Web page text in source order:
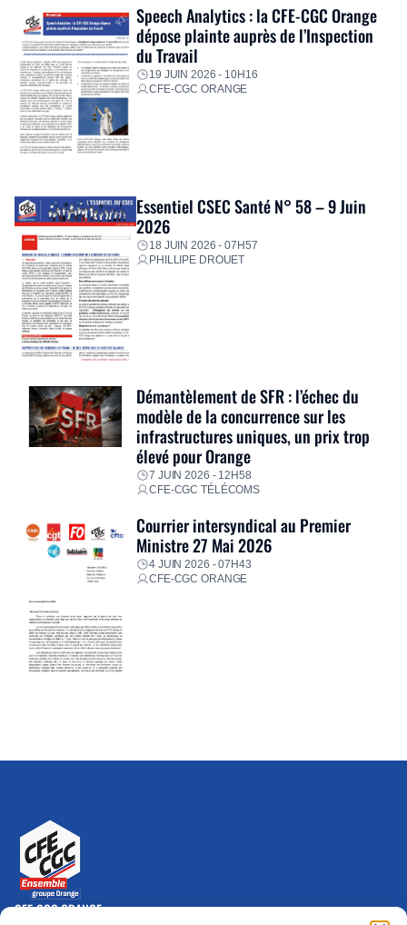
Speech Analytics : la CFE-CGC Orange
dépose plainte auprès de l’Inspection
du Travail
19 JUIN 2026 - 10H16
CFE-CGC ORANGE
Essentiel CSEC Santé N° 58 – 9 Juin
2026
18 JUIN 2026 - 07H57
PHILLIPE DROUET
Démantèlement de SFR : l’échec du
modèle de la concurrence sur les
infrastructures uniques, un prix trop
élevé pour Orange
7 JUIN 2026 - 12H58
CFE-CGC TÉLÉCOMS
Courrier intersyndical au Premier
Ministre 27 Mai 2026
4 JUIN 2026 - 07H43
CFE-CGC ORANGE
CFE-CGC ORANGE